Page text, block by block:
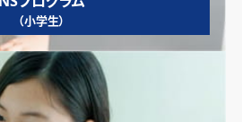
（小学生）